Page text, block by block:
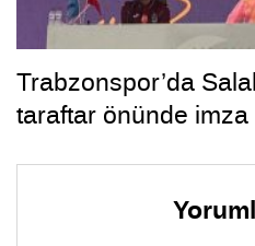
Trabzonspor’da
taraftar önünde imza